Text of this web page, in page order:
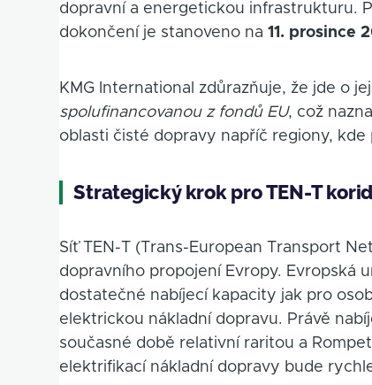
dopravní a energetickou infrastrukturu.
dokončení je stanoveno na11. prosince
KMG International zdůrazňuje, že jde o
spolufinancovanou z fondů EU, což
oblasti čisté dopravy napříč regiony, kde
Strategický krok pro TEN-T
Síť TEN-T (Trans-European Transport
dopravního propojení Evropy. Evropská
dostatečné nabíjecí kapacity jak pro
elektrickou nákladní dopravu. Právě
současné době relativní raritou a
elektrifikací nákladní dopravy bude